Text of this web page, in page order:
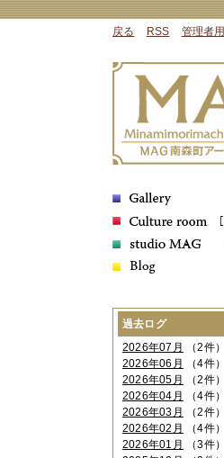
戻る RSS 管理者用
過去ログ
2026年07月
（2件）
2026年06月
（4件）
2026年05月
（2件）
2026年04月
（4件）
2026年03月
（2件）
2026年02月
（4件）
2026年01月
（3件）